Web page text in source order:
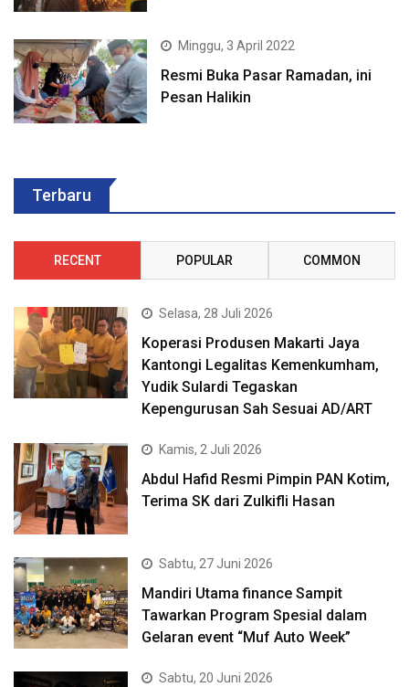
Minggu, 3 April 2022
Resmi Buka Pasar Ramadan, ini
Pesan Halikin
Terbaru
RECENT POPULAR COMMON
Selasa, 28 Juli 2026
Koperasi Produsen Makarti Jaya
Kantongi Legalitas Kemenkumham,
Yudik Sulardi Tegaskan
Kepengurusan Sah Sesuai AD/ART
Kamis, 2 Juli 2026
Abdul Hafid Resmi Pimpin PAN Kotim,
Terima SK dari Zulkifli Hasan
Sabtu, 27 Juni 2026
Mandiri Utama finance Sampit
Tawarkan Program Spesial dalam
Gelaran event “Muf Auto Week”
Sabtu, 20 Juni 2026